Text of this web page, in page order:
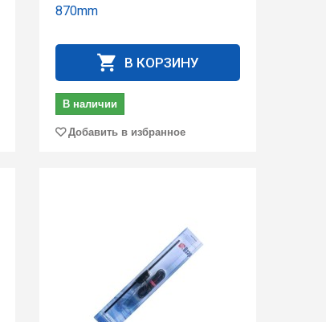
870mm
В КОРЗИНУ
В наличии
Добавить в избранное